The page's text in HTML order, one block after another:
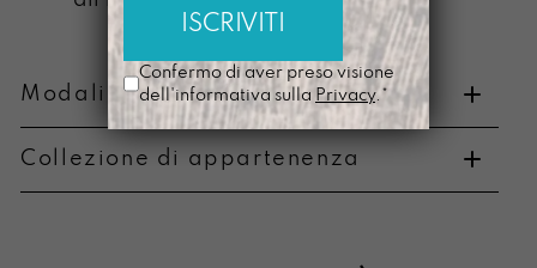
Modalità di pagamento e resi
Collezione di appartenenza
Confermo di aver preso visione
dell'informativa sulla Privacy.*